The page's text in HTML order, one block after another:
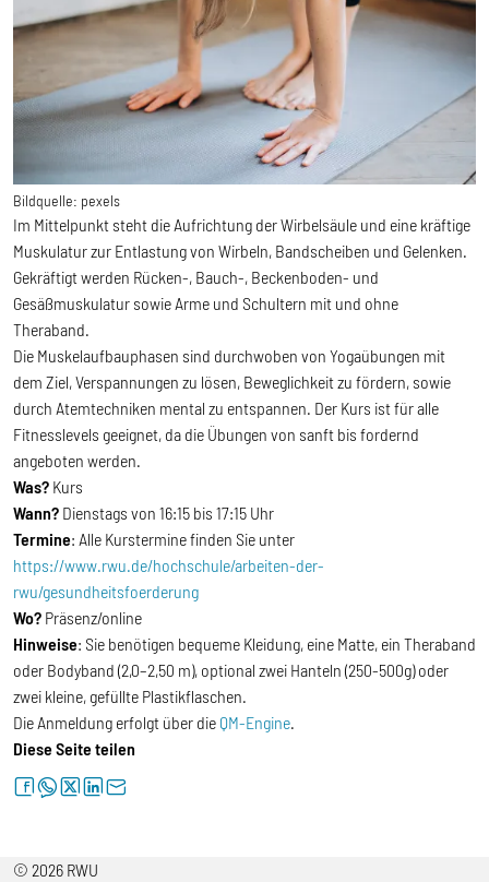
Bildquelle: pexels
Im Mittelpunkt steht die Aufrichtung der Wirbelsäule und eine kräftige
Muskulatur zur Entlastung von Wirbeln, Bandscheiben und Gelenken.
Gekräftigt werden Rücken-, Bauch-, Beckenboden- und
Gesäßmuskulatur sowie Arme und Schultern mit und ohne
Theraband.
Die Muskelaufbauphasen sind durchwoben von Yogaübungen mit
dem Ziel, Verspannungen zu lösen, Beweglichkeit zu fördern, sowie
durch Atemtechniken mental zu entspannen. Der Kurs ist für alle
Fitnesslevels geeignet, da die Übungen von sanft bis fordernd
angeboten werden.
Was? Kurs
Wann? Dienstags von 16:15 bis 17:15 Uhr
Termine: Alle Kurstermine finden Sie unter
https://www.rwu.de/hochschule/arbeiten-der-
rwu/gesundheitsfoerderung
Wo? Präsenz/online
Hinweise: Sie benötigen bequeme Kleidung, eine Matte, ein Theraband
oder Bodyband (2,0–2,50 m), optional zwei Hanteln (250-500g) oder
zwei kleine, gefüllte Plastikflaschen.
Die Anmeldung erfolgt über die QM-Engine
Diese Seite teilen
facebookwhatsapptwitterlinkedinletter
© 2026 RWU